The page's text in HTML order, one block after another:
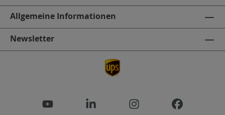
Allgemeine Informationen
Newsletter